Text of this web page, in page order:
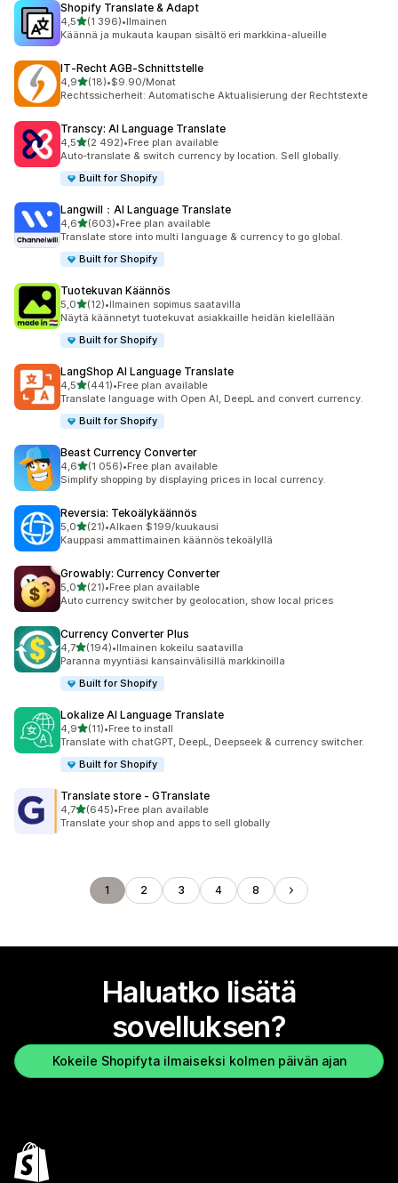
Shopify Translate & Adapt
4,5/ 5 tähteä
(1 396)
1396 arvostelua yhteensä
•Ilmainen
Käännä ja mukauta kaupan sisältö eri markkina-alueille
IT‑Recht AGB‑Schnittstelle
4,9/ 5 tähteä
(18)
18 arvostelua yhteensä
•$9.90/Monat
Rechtssicherheit: Automatische Aktualisierung der Rechtstexte
Transcy: AI Language Translate
4,5/ 5 tähteä
(2 492)
2492 arvostelua yhteensä
•Free plan available
Auto-translate & switch currency by location. Sell globally.
Built for Shopify
Langwill：AI Language Translate
4,6/ 5 tähteä
(603)
603 arvostelua yhteensä
•Free plan available
Translate store into multi language & currency to go global.
Built for Shopify
Tuotekuvan Käännös
5,0/ 5 tähteä
(12)
12 arvostelua yhteensä
•Ilmainen sopimus saatavilla
Näytä käännetyt tuotekuvat asiakkaille heidän kielellään
Built for Shopify
LangShop AI Language Translate
4,5/ 5 tähteä
(441)
441 arvostelua yhteensä
•Free plan available
Translate language with Open AI, DeepL and convert currency.
Built for Shopify
Beast Currency Converter
4,6/ 5 tähteä
(1 056)
1056 arvostelua yhteensä
•Free plan available
Simplify shopping by displaying prices in local currency.
Reversia: Tekoälykäännös
5,0/ 5 tähteä
(21)
21 arvostelua yhteensä
•Alkaen $199/kuukausi
Kauppasi ammattimainen käännös tekoälyllä
Growably: Currency Converter
5,0/ 5 tähteä
(21)
21 arvostelua yhteensä
•Free plan available
Auto currency switcher by geolocation, show local prices
Currency Converter Plus
4,7/ 5 tähteä
(194)
194 arvostelua yhteensä
•Ilmainen kokeilu saatavilla
Paranna myyntiäsi kansainvälisillä markkinoilla
Built for Shopify
Lokalize AI Language Translate
4,9/ 5 tähteä
(11)
11 arvostelua yhteensä
•Free to install
Translate with chatGPT, DeepL, Deepseek & currency switcher.
Built for Shopify
Translate store ‑ GTranslate
4,7/ 5 tähteä
(645)
645 arvostelua yhteensä
•Free plan available
Translate your shop and apps to sell globally
1 2 3 4 8
Haluatko lisätä
sovelluksen?
Kokeile Shopifyta ilmaiseksi kolmen päivän ajan